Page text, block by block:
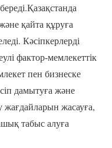
қайта құруға
Кәсіпкерлерді
фактор-мемлекеттік
пен бизнеске
дамытуға және
жағдайларын жасауға,
табыс алуға